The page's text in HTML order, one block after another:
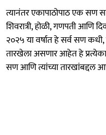
त्यानंतर एकापाठोपाठ एक सण
शिवरात्री, होळी, गणपती आणि
२०२५ या वर्षात हे सर्व सण
तारखेला असणार आहेत हे
सण आणि त्यांच्या तारखांबद्दल